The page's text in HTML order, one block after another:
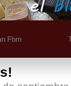
Fbm